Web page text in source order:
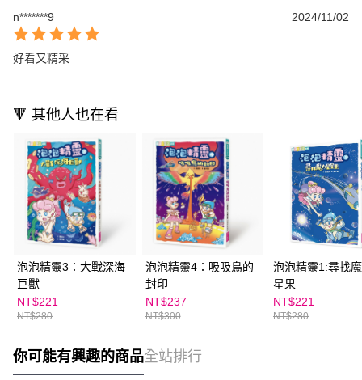
n*******9
2024/11/02
好看又精采
🔻 其他人也在看
泡泡精靈3：大戰深海
巨獸
NT$221
NT$280
泡泡精靈4：吸吸鳥的
封印
NT$237
NT$300
泡泡精靈1:尋找
星果
NT$221
NT$280
你可能有興趣的商品全站排行